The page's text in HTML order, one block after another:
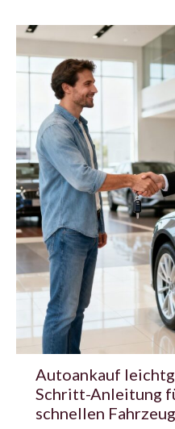
Autoankauf
Schritt-Anleitung
schnellen